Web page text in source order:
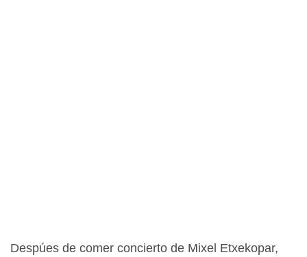
Despúes de comer concierto de Mixel Etxekopar,